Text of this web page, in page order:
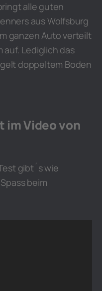
alle guten
aus Wolfsburg
ganzen Auto verteilt
auf. Lediglich das
doppeltem Boden
im Video von
gibt´s wie
beim